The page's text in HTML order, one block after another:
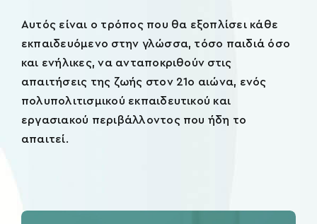
Αυτός είναι ο τρόπος που θα εξοπλίσει κάθε
εκπαιδευόμενο στην γλώσσα, τόσο παιδιά όσο
και ενήλικες, να ανταποκριθούν στις
απαιτήσεις της ζωής στον 21ο αιώνα, ενός
πολυπολιτισμικού εκπαιδευτικού και
εργασιακού περιβάλλοντος που ήδη το
απαιτεί.